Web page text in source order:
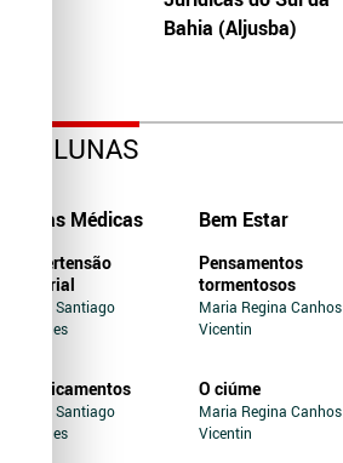
Bahia (Aljusba)
COLUNAS
Dicas Médicas
Hipertensão
Arterial
Jairo Santiago
Novaes
Medicamentos
Jairo Santiago
Novaes
Bem Estar
Pensamentos
tormentosos
Maria Regina Canhos
Vicentin
O ciúme
Maria Regina Canhos
Vicentin